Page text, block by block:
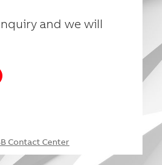
and we will
Contact Center